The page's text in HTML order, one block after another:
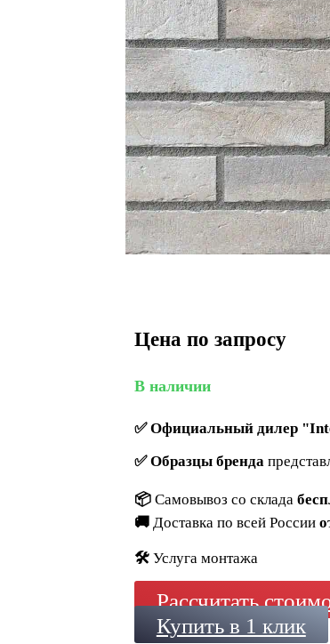
Цена по запросу
В наличии
✅Официальный дилер
✅Образцы бренда
📦 Самовывоз со склада
🚚 Доставка по всей России
🛠️ Услуга монтажа
Рассчитать
Купить в 1 клик